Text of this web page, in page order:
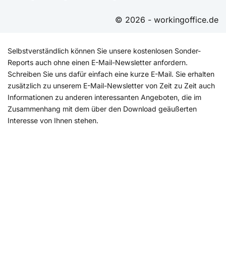
© 2026 - workingoffice.de
Selbstverständlich können Sie unsere kostenlosen Sonder-
Reports auch ohne einen E-Mail-Newsletter anfordern.
Schreiben Sie uns dafür einfach eine kurze E-Mail. Sie erhalten
zusätzlich zu unserem E-Mail-Newsletter von Zeit zu Zeit auch
Informationen zu anderen interessanten Angeboten, die im
Zusammenhang mit dem über den Download geäußerten
Interesse von Ihnen stehen.